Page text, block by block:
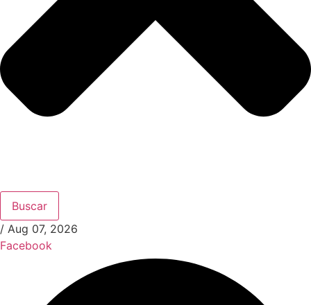
Buscar
/ Aug 07, 2026
Facebook